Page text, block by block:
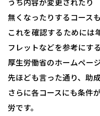
HOME
選ばれる理由
無くなったりするコース
これを確認するためには
フレットなどを参考にす
厚生労働省のホームペー
先ほども言った通り、助
さらに各コースにも条件
労です。